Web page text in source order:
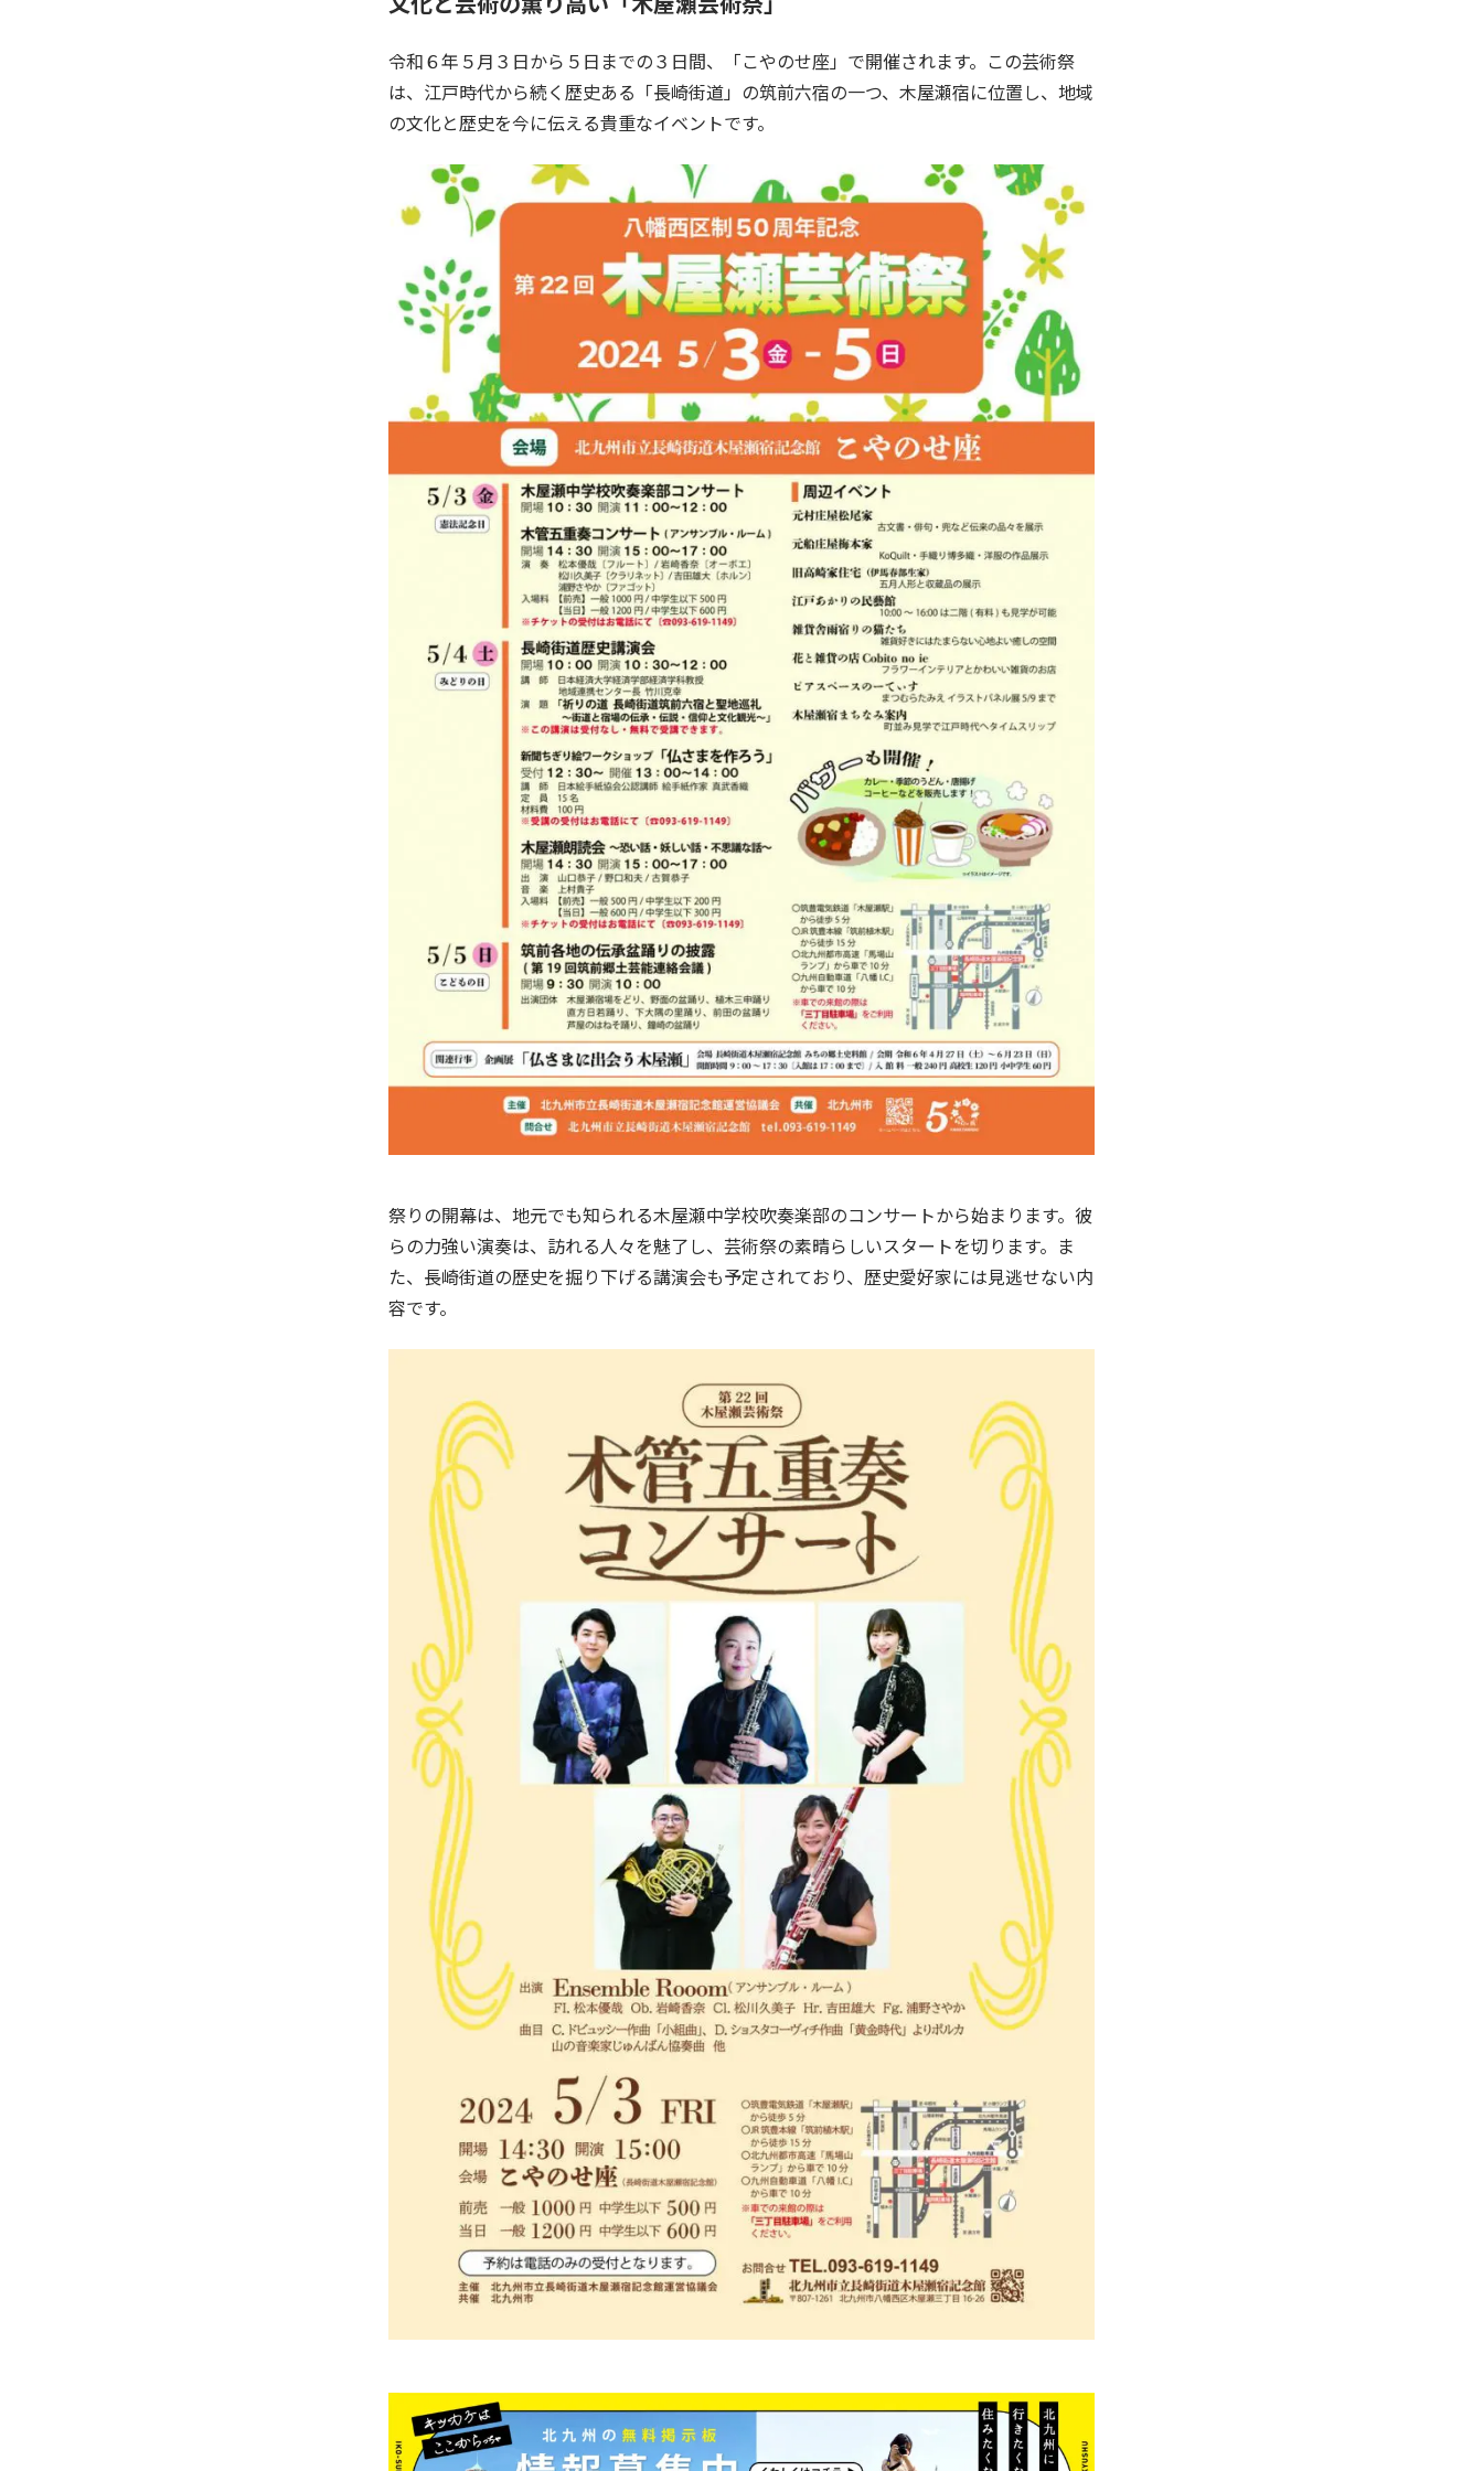
令和６年５月３日から５日までの３日間、「こやのせ座」で開催されます。この芸術祭
は、江戸時代から続く歴史ある「長崎街道」の筑前六宿の一つ、木屋瀬宿に位置し、地域
の文化と歴史を今に伝える貴重なイベントです。
祭りの開幕は、地元でも知られる木屋瀬中学校吹奏楽部のコンサートから始まります。彼
らの力強い演奏は、訪れる人々を魅了し、芸術祭の素晴らしいスタートを切ります。ま
た、長崎街道の歴史を掘り下げる講演会も予定されており、歴史愛好家には見逃せない内
容です。